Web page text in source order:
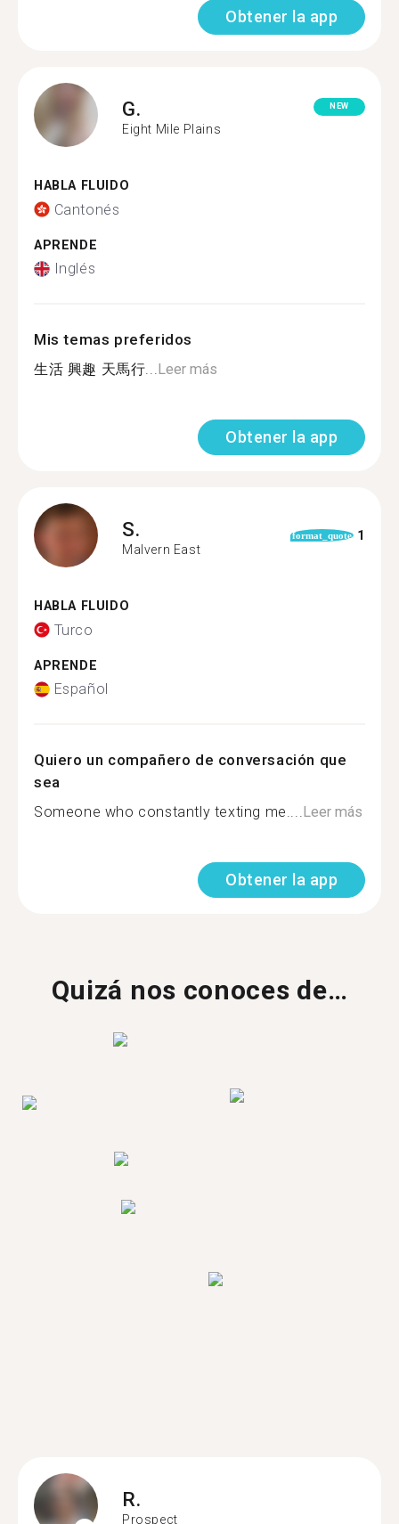
Obtener la app
G.
Eight Mile Plains
NEW
HABLA FLUIDO
Cantonés
APRENDE
Inglés
Mis temas preferidos
生活 興趣 天馬行...Leer más
Obtener la app
S.
Malvern East
format_quote 1
HABLA FLUIDO
Turco
APRENDE
Español
Quiero un compañero de conversación que
sea
Someone who constantly texting me....Leer más
Obtener la app
Quizá nos conoces de…
R.
Prospect